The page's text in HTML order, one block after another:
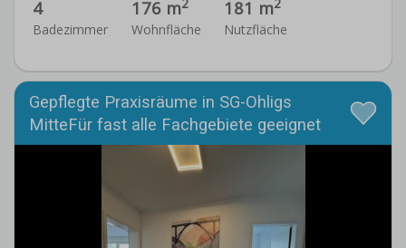
4
Badezimmer
176 m2
Wohnfläche
181 m2
Nutzfläche
Gepflegte Praxisräume in SG-Ohligs
MitteFür fast alle Fachgebiete geeignet